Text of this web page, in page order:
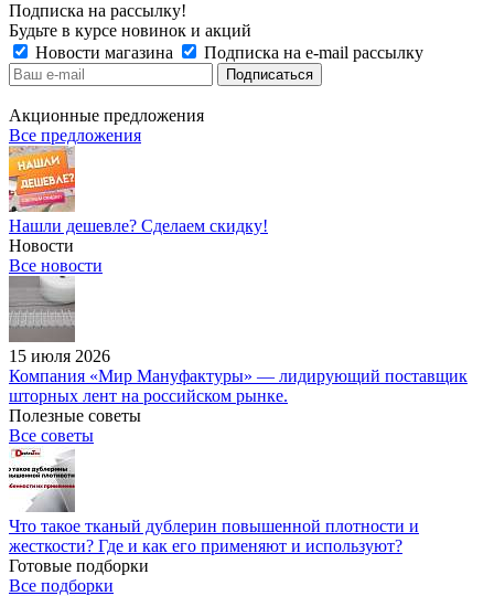
Подписка на рассылку!
Будьте в курсе новинок и акций
Новости магазина
Подписка на e-mail рассылку
Акционные предложения
Все предложения
Нашли дешевле? Сделаем скидку!
Новости
Все новости
15 июля 2026
Компания «Мир Мануфактуры» — лидирующий поставщик
шторных лент на российском рынке.
Полезные советы
Все советы
Что такое тканый дублерин повышенной плотности и
жесткости? Где и как его применяют и используют?
Готовые подборки
Все подборки